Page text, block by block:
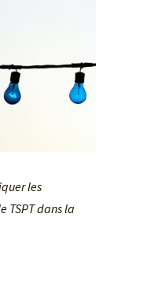
les
TSPT dans la